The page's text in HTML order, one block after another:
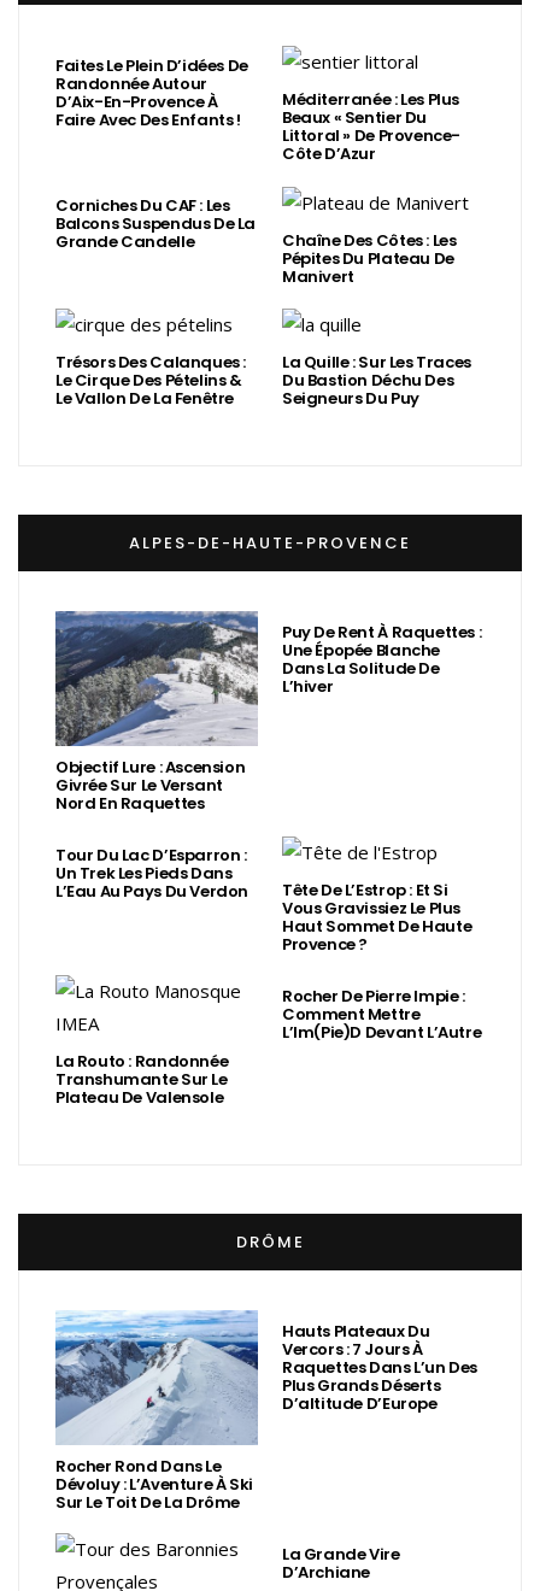
Faites Le Plein D’idées De
Randonnée Autour
D’Aix-En-Provence À
Faire Avec Des Enfants !
Méditerranée : Les Plus
Beaux « Sentier Du
Littoral » De Provence-
Côte D’Azur
Corniches Du CAF : Les
Balcons Suspendus De La
Grande Candelle Chaîne Des Côtes : Les
Pépites Du Plateau De
Manivert
Trésors Des Calanques :
Le Cirque Des Pételins &
Le Vallon De La Fenêtre
La Quille : Sur Les Traces
Du Bastion Déchu Des
Seigneurs Du Puy
ALPES-DE-HAUTE-PROVENCE
Objectif Lure : Ascension
Givrée Sur Le Versant
Nord En Raquettes
Puy De Rent À Raquettes :
Une Épopée Blanche
Dans La Solitude De
L’hiver
Tour Du Lac D’Esparron :
Un Trek Les Pieds Dans
L’Eau Au Pays Du Verdon Tête De L’Estrop : Et Si
Vous Gravissiez Le Plus
Haut Sommet De Haute
Provence ?
La Routo : Randonnée
Transhumante Sur Le
Plateau De Valensole
Rocher De Pierre Impie :
Comment Mettre
L’Im(Pie)d Devant L’Autre
DRÔME
Rocher Rond Dans Le
Dévoluy : L’Aventure À Ski
Sur Le Toit De La Drôme
Hauts Plateaux Du
Vercors : 7 Jours À
Raquettes Dans L’un Des
Plus Grands Déserts
D’altitude D’Europe
La Grande Vire
D’Archiane